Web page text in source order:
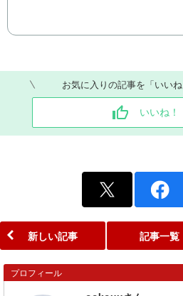
お気に入りの記事を「いい
いいね！
新しい記事 記事一覧
プロフィール